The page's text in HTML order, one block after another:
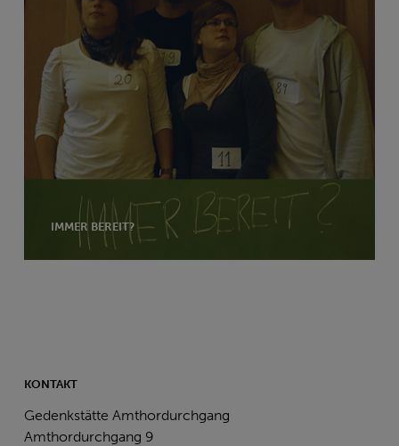
IMMER BEREIT?
KONTAKT
Gedenkstätte Amthordurchgang
Amthordurchgang 9